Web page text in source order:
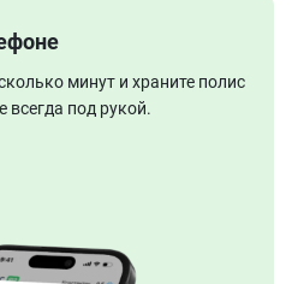
минут и храните полис
под рукой.